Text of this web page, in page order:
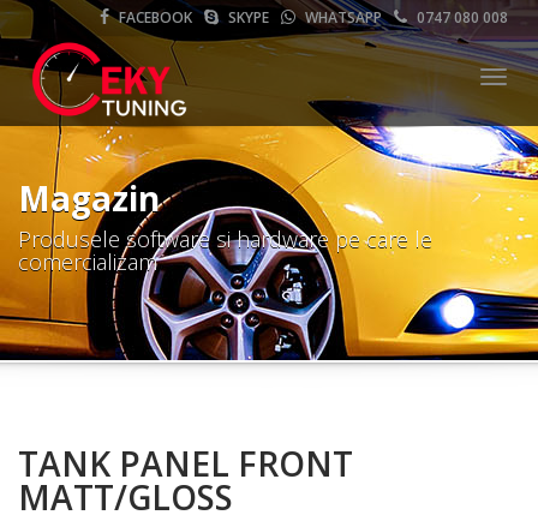
FACEBOOK SKYPE WHATSAPP 0747 080 008
Magazin
Produsele software si hardware pe care le
comercializam
TANK PANEL FRONT
MATT/GLOSS